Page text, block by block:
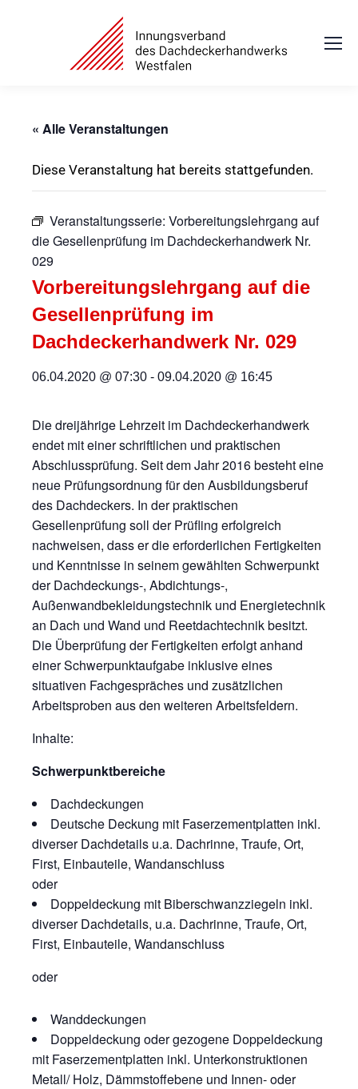
« Alle Veranstaltungen
Diese Veranstaltung hat bereits stattgefunden.
Veranstaltungsserie: Vorbereitungslehrgang auf
die Gesellenprüfung im Dachdeckerhandwerk Nr.
029
Vorbereitungslehrgang auf die
Gesellenprüfung im
Dachdeckerhandwerk Nr. 029
06.04.2020 @ 07:30 - 09.04.2020 @ 16:45
Die dreijährige Lehrzeit im Dachdeckerhandwerk
endet mit einer schriftlichen und praktischen
Abschlussprüfung. Seit dem Jahr 2016 besteht eine
neue Prüfungsordnung für den Ausbildungsberuf
des Dachdeckers. In der praktischen
Gesellenprüfung soll der Prüfling erfolgreich
nachweisen, dass er die erforderlichen Fertigkeiten
und Kenntnisse in seinem gewählten Schwerpunkt
der Dachdeckungs-, Abdichtungs-,
Außenwandbekleidungstechnik und Energietechnik
an Dach und Wand und Reetdachtechnik besitzt.
Die Überprüfung der Fertigkeiten erfolgt anhand
einer Schwerpunktaufgabe inklusive eines
situativen Fachgespräches und zusätzlichen
Arbeitsproben aus den weiteren Arbeitsfeldern.
Inhalte:
Schwerpunktbereiche
Dachdeckungen
Deutsche Deckung mit Faserzementplatten inkl.
diverser Dachdetails u.a. Dachrinne, Traufe, Ort,
First, Einbauteile, Wandanschluss
oder
Doppeldeckung mit Biberschwanzziegeln inkl.
diverser Dachdetails, u.a. Dachrinne, Traufe, Ort,
First, Einbauteile, Wandanschluss
oder
Wanddeckungen
Doppeldeckung oder gezogene Doppeldeckung
mit Faserzementplatten inkl. Unterkonstruktionen
Metall/ Holz, Dämmstoffebene und Innen- oder